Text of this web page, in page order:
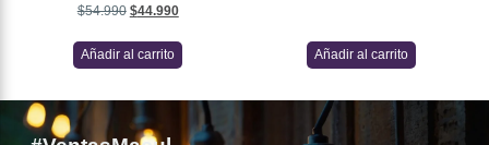
$54.990 $44.990
Añadir al carrito Añadir al carrito